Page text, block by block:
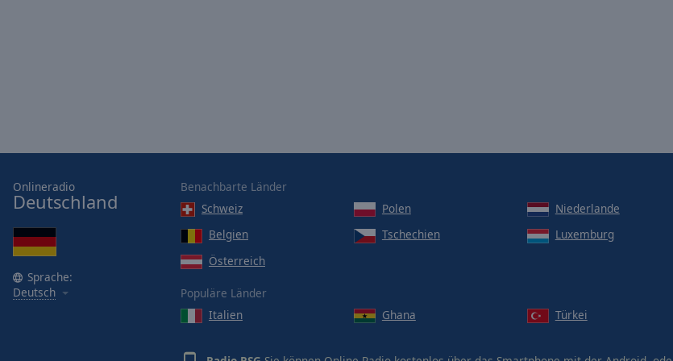
Text
Color
Opacity
Caption
Area
Onlineradio
Deutschland
Sprache:
Deutsch
Benachbarte Länder
Schweiz
Polen Niederlande
Belgien
Tschechien Luxemburg
Österreich
Populäre Länder
Italien
Ghana Türkei